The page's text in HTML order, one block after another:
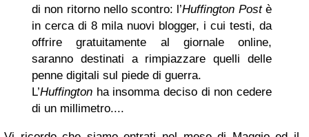
di non ritorno nello scontro: l’Huffington Postè
in cerca di 8 mila nuovi blogger, i cui testi, da
offrire gratuitamente al giornale online,
saranno destinati a rimpiazzare quelli delle
penne digitali sul piede di guerra.
L’Huffington ha insomma deciso di non cedere
di un millimetro....